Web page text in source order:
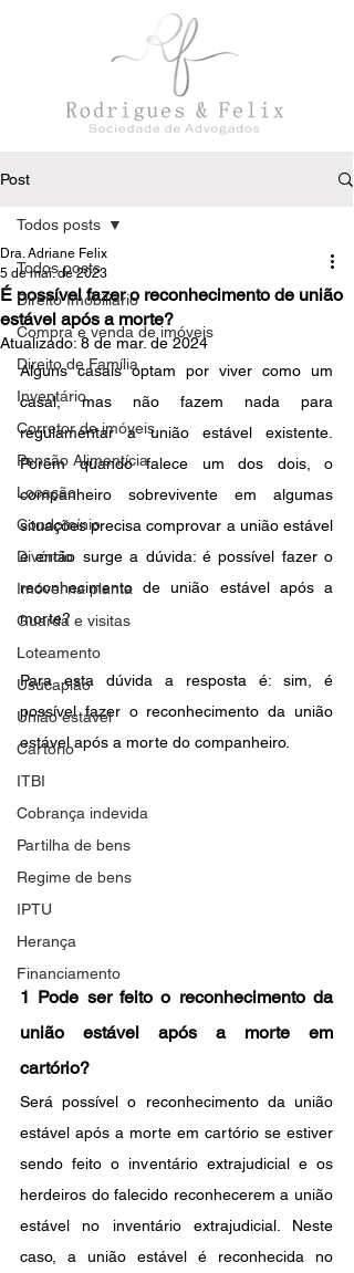
Post
Todos posts
Direito Imobiliário
Compra e venda de imóveis
Direito de Família
Inventário
Corretor de imóveis
Pensão Alimentícia
Locação
Condomínio
Divórcio
Imóvel na planta
Guarda e visitas
Loteamento
Usucapião
União estável
Cartório
ITBI
Cobrança indevida
Partilha de bens
Regime de bens
IPTU
Herança
Financiamento
Todos posts
É possível fazer o reconhecimento de união
estável após a morte?
Dra. Adriane Felix
5 de mai. de 2023
Atualizado:8 de mar. de 2024
Alguns casais optam por viver como um
casal, mas não fazem nada para
regulamentar a união estável existente.
Porém quando falece um dos dois, o
companheiro sobrevivente em algumas
situações precisa comprovar a união estável
e então surge a dúvida: é possível fazer o
reconhecimento de união estável após a
morte?
Para esta dúvida a resposta é: sim, é
possível fazer o reconhecimento da união
estável após a morte do companheiro.
1 Pode ser feito o reconhecimento da
união estável após a morte em
cartório?
Será possível o reconhecimento da união
estável após a morte em cartório se estiver
sendo feito o inventário extrajudicial e os
herdeiros do falecido reconhecerem a união
estável no inventário extrajudicial. Neste
caso, a união estável é reconhecida no